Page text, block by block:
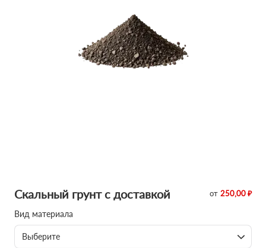
Скальный грунт с доставкой от 250,00 ₽
Вид материала
Выберите